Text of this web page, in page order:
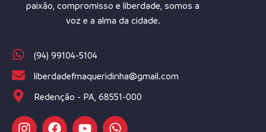
paixão, compromisso e liberdade, somos a
voz e a alma da cidade.
(94) 99104-5104
liberdadefmaqueridinha@gmail.com
Redenção - PA, 68551-000